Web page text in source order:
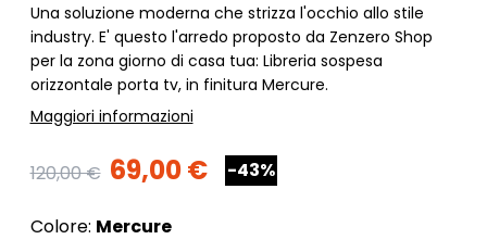
Una soluzione moderna che strizza l'occhio allo stile
industry. E' questo l'arredo proposto da Zenzero Shop
per la zona giorno di casa tua: Libreria sospesa
orizzontale porta tv, in finitura Mercure.
Maggiori informazioni
120,00 € 69,00 € -43%
Colore: Mercure